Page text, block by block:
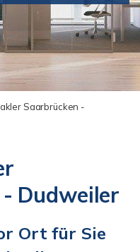
Saarbrücken -
Dudweiler
Ort für Sie